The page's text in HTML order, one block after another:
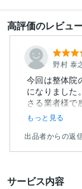
高評価のレビュ
野村 泰
今回は整体院
になりました
さる業者様で
もっと見る
出品者からの返
サービス内容